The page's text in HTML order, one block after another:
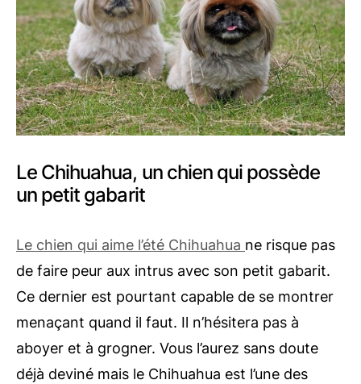
Le Chihuahua, un chien qui possède
un petit gabarit
Le chien qui aime l’été Chihuahua ne risque pas
de faire peur aux intrus avec son petit gabarit.
Ce dernier est pourtant capable de se montrer
menaçant quand il faut. Il n’hésitera pas à
aboyer et à grogner. Vous l’aurez sans doute
déjà deviné mais le Chihuahua est l’une des